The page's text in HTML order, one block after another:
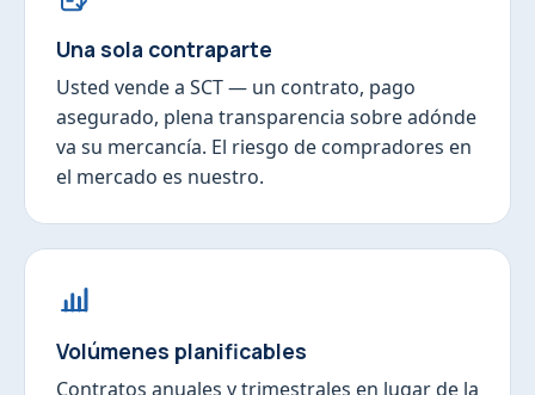
Una sola contraparte
Usted vende a SCT — un contrato, pago
asegurado, plena transparencia sobre adónde
va su mercancía. El riesgo de compradores en
el mercado es nuestro.
Volúmenes planificables
Contratos anuales y trimestrales en lugar de la